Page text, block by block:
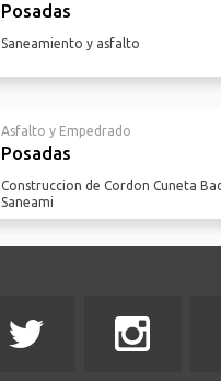
Posadas
Saneamiento y asfalto
Asfalto y Empedrado
Posadas
Construccion de Cordon Cuneta
Saneami